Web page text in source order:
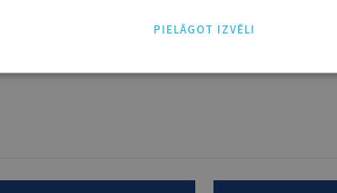
arhīvam jeb visu drukāto žurnālu digitālajai
lietpratēju. Uz žurnālu atsaucas tiesās,
PIELĀGOT IZVĒLI